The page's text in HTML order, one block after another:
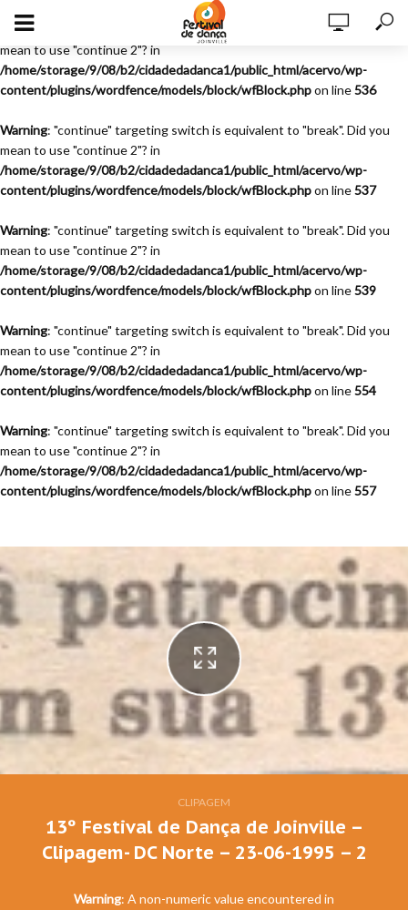
Warning
: "continue" targeting switch is equivalent to "break". Did you
mean to use "continue 2"? in
/home/storage/9/08/b2/cidadedadanca1/public_html/acervo/wp-
content/plugins/wordfence/models/block/wfBlock.phpon line536
Warning: "continue" targeting switch is equivalent to "break". Did you
mean to use "continue 2"? in
/home/storage/9/08/b2/cidadedadanca1/public_html/acervo/wp-
content/plugins/wordfence/models/block/wfBlock.phpon line537
Warning: "continue" targeting switch is equivalent to "break". Did you
mean to use "continue 2"? in
/home/storage/9/08/b2/cidadedadanca1/public_html/acervo/wp-
content/plugins/wordfence/models/block/wfBlock.phpon line539
Warning: "continue" targeting switch is equivalent to "break". Did you
mean to use "continue 2"? in
/home/storage/9/08/b2/cidadedadanca1/public_html/acervo/wp-
content/plugins/wordfence/models/block/wfBlock.phpon line554
Warning: "continue" targeting switch is equivalent to "break". Did you
mean to use "continue 2"? in
/home/storage/9/08/b2/cidadedadanca1/public_html/acervo/wp-
content/plugins/wordfence/models/block/wfBlock.phpon line557
Festival de Dança de Joinville - 13a. Edição - 1995
CLIPAGEM
13º Festival de Dança de Joinville –
Clipagem- DC Norte – 23-06-1995 – 2
Warning: A non-numeric value encountered in